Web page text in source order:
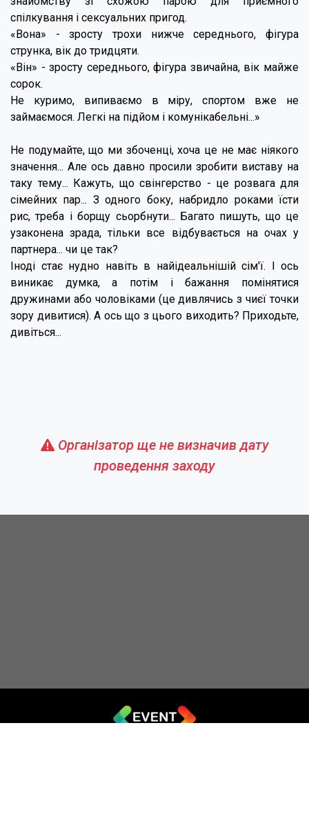
спілкування і сексуальних пригод.
«Вона» - зросту трохи нижче середнього, фігура
струнка, вік до тридцяти.
«Він» - зросту середнього, фігура звичайна, вік майже
сорок.
Не куримо, випиваємо в міру, спортом вже не
займаємося. Легкі на підйом і комунікабельні...»
Не подумайте, що ми збоченці, хоча це не має ніякого
значення... Але ось давно просили зробити виставу на
таку тему... Кажуть, що свінгерство - це розвага для
сімейних пар... З одного боку, набридло роками їсти
рис, треба і борщу сьорбнути... Багато пишуть, що це
узаконена зрада, тільки все відбувається на очах у
партнера... чи це так?
Іноді стає нудно навіть в найідеальнішій сім'ї. І ось
виникає думка, а потім і бажання помінятися
дружинами або чоловіками (це дивлячись з чиєї точки
зору дивитися). А ось що з цього виходить? Приходьте,
дивіться...
Організатор ще не визначив дату
проведення заходу